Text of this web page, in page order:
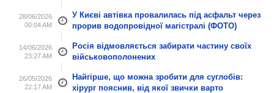
28/06/2026
00:04 AM
У Києві автівка провалилась під асфальт через
прорив водопровідної магістралі (ФОТО)
14/06/2026
23:27 AM
Росія відмовляється забирати частину своїх
військовополонених
26/05/2026
22:17 AM
Найгірше, що можна зробити для суглобів:
хірург пояснив, від якої звички варто